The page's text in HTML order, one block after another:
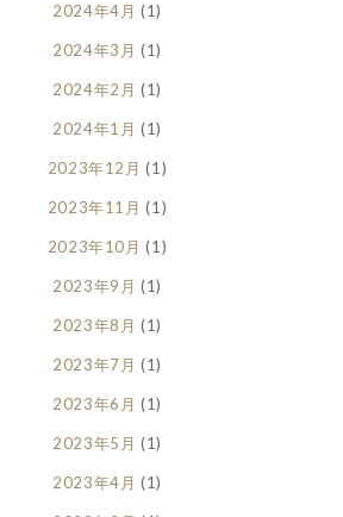
2024年4月 (1)
2024年3月 (1)
2024年2月 (1)
2024年1月 (1)
2023年12月 (1)
2023年11月 (1)
2023年10月 (1)
2023年9月 (1)
2023年8月 (1)
2023年7月 (1)
2023年6月 (1)
2023年5月 (1)
2023年4月 (1)